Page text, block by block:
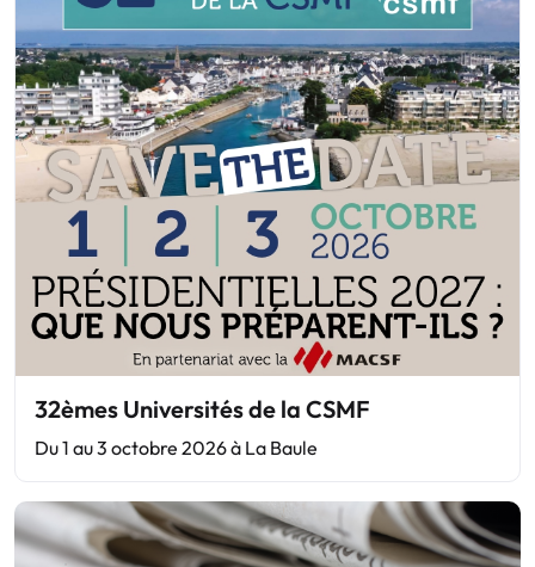
32èmes Universités de la CSMF
Du 1 au 3 octobre 2026 à La Baule